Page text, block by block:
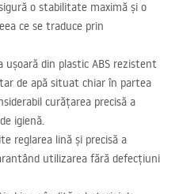
o stabilitate maximă și o
ce se traduce prin
ușoară din plastic ABS rezistent
de apă situat chiar în partea
curățarea precisă a
igienă.
reglarea lină și precisă a
utilizarea fără defecțiuni